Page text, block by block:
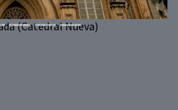
(Catedral Nueva)